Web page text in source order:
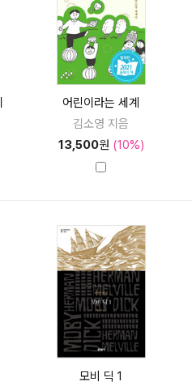
어린이라는 세계
김소영 지음
13,500원 (10%)
모비 딕 1